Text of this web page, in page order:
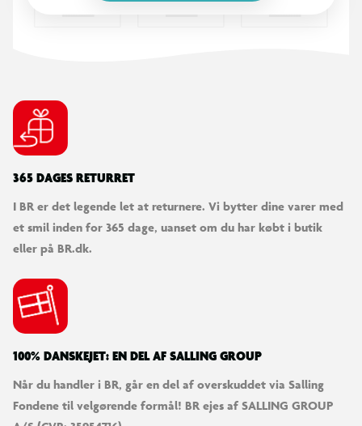
garanteres.
365 DAGES RETURRET
I BR er det legende let at returnere. Vi bytter dine varer med
et smil inden for 365 dage, uanset om du har købt i butik
eller på BR.dk.
100% DANSKEJET: EN DEL AF SALLING GROUP
Når du handler i BR, går en del af overskuddet via Salling
Fondene til velgørende formål! BR ejes af SALLING GROUP